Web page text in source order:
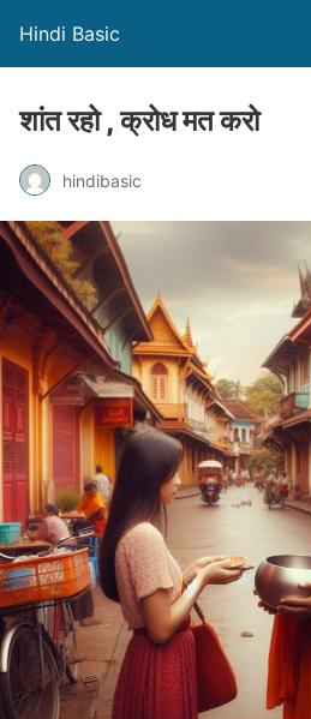
Hindi Basic
शांत रहो , क्रोध मत करो
hindibasic